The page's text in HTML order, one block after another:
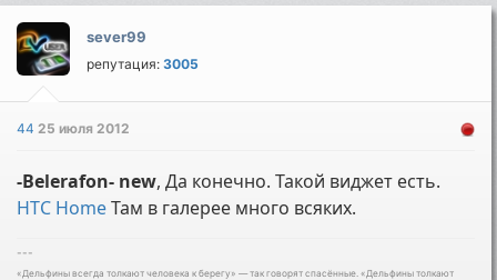
sever99
репутация:3005
4425 июля 2012
-Belerafon- new, Да конечно. Такой виджет есть.
HTC HomeТам в галерее много всяких.
---
«Дельфины всегда толкают человека к берегу» — так говорят спасённые. «Дельфины толкают